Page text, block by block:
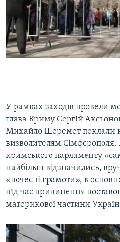
У рамках заходів провели
глава Криму Сергій
Михайло Шеремет поклали
визволителям Сімферополя.
кримського парламенту
найбільш відзначились,
«почесні грамоти», в
під час припинення
материкової частини